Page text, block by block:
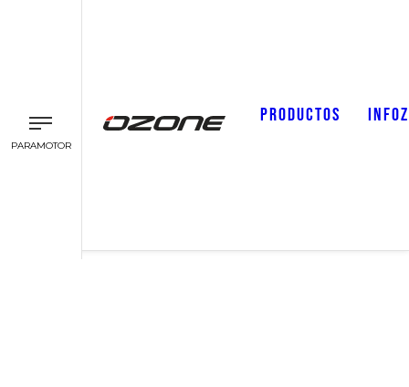
PARAMOTOR
PRODUCTOS